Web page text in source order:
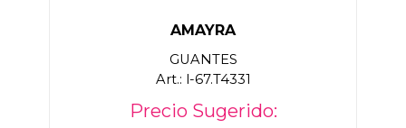
AMAYRA
GUANTES
Art.: l-67.T4331
Precio Sugerido: